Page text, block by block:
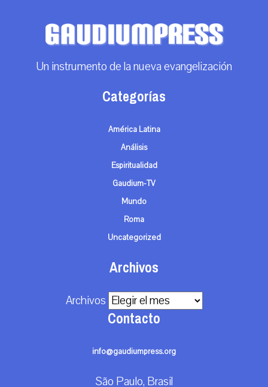
Un instrumento de la nueva evangelización
Categorías
América Latina
Análisis
Espiritualidad
Gaudium-TV
Mundo
Roma
Uncategorized
Archivos
Archivos
Contacto
info@gaudiumpress.org
São Paulo, Brasil